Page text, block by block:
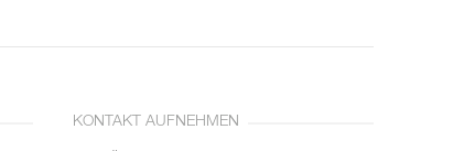
KONTAKT AUFNEHMEN